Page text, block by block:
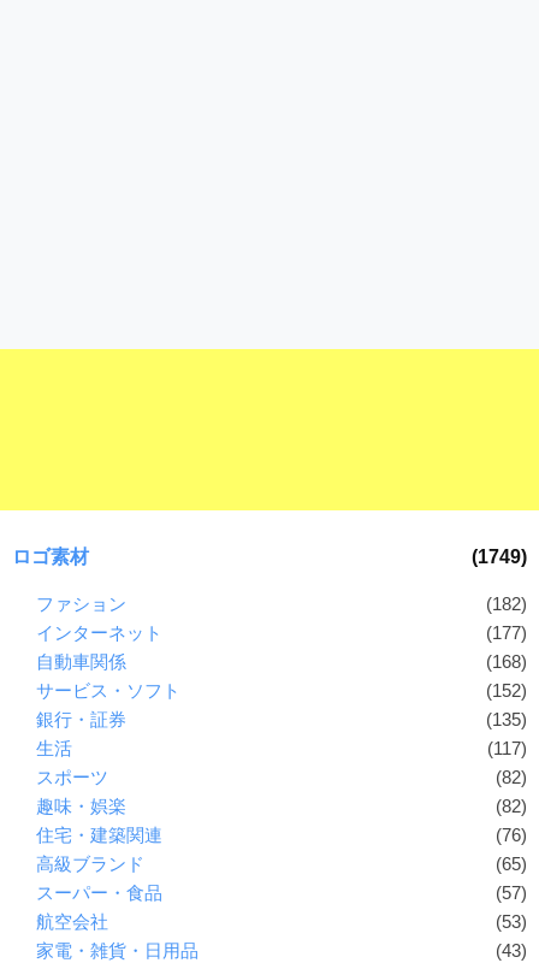
ロゴ素材 (1749)
ファション
(182)
インターネット
(177)
自動車関係
(168)
サービス・ソフト
(152)
銀行・証券
(135)
生活
(117)
スポーツ
(82)
趣味・娯楽
(82)
住宅・建築関連
(76)
高級ブランド
(65)
スーパー・食品
(57)
航空会社
(53)
家電・雑貨・日用品
(43)